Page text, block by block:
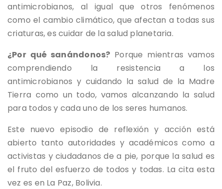
antimicrobianos, al igual que otros fenómenos
como el cambio climático, que afectan a todas sus
criaturas, es cuidar de la salud planetaria.
¿Por qué sanándonos? Porque mientras vamos
comprendiendo la resistencia a los
antimicrobianos y cuidando la salud de la Madre
Tierra como un todo, vamos alcanzando la salud
para todos y cada uno de los seres humanos.
Este nuevo episodio de reflexión y acción está
abierto tanto autoridades y académicos como a
activistas y ciudadanos de a pie, porque la salud es
el fruto del esfuerzo de todos y todas. La cita esta
vez es en La Paz, Bolivia.